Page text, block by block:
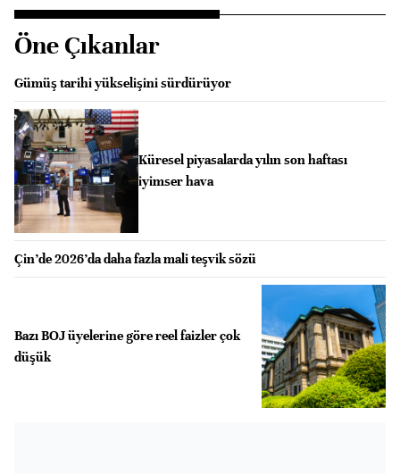
Öne Çıkanlar
Gümüş tarihi yükselişini sürdürüyor
Küresel piyasalarda yılın son haftası
iyimser hava
Çin’de 2026’da daha fazla mali teşvik sözü
Bazı BOJ üyelerine göre reel faizler çok
düşük